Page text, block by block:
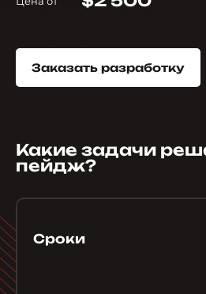
Заказать разработку
Какие задачи
пейдж?
Сроки